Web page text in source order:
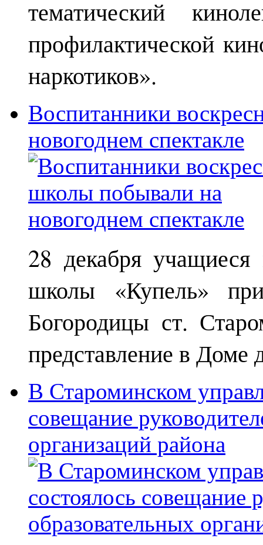
тематический
профилактической
наркотиков».
Воспитанники
новогоднем спектакле
28 декабря
школы «Купель»
Богородицы ст.
представление в Доме
В Староминском
совещание
организаций района